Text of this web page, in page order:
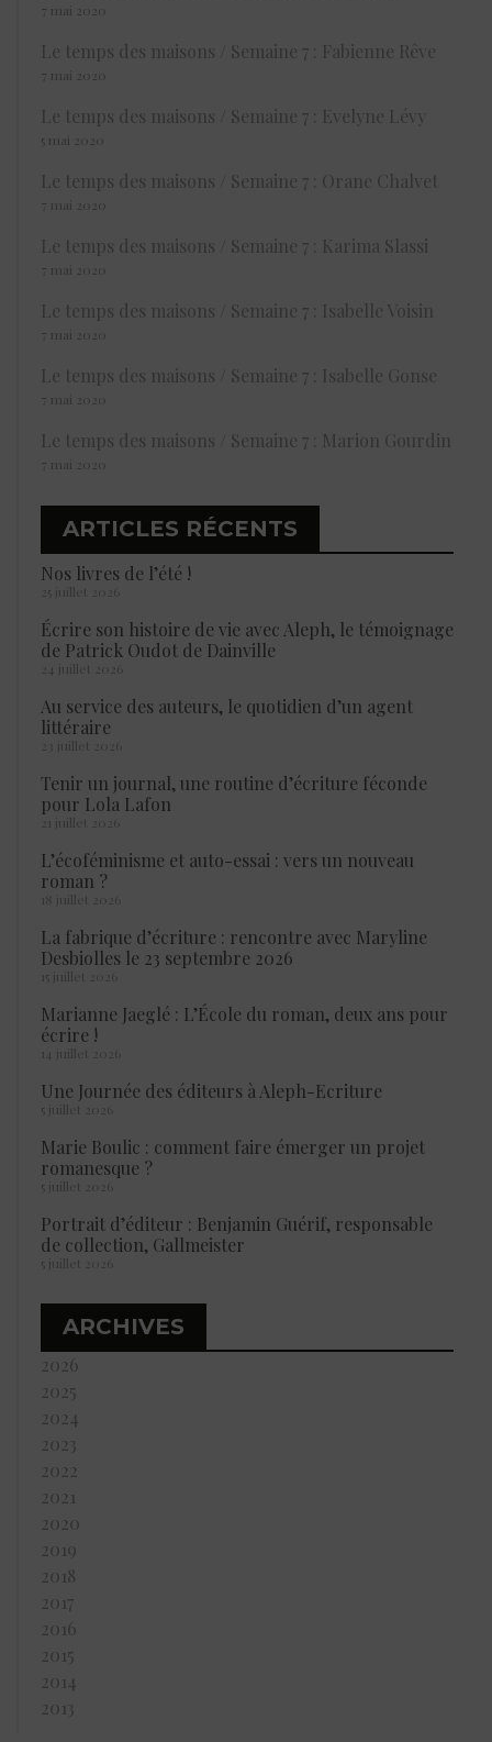
7 mai 2020
Le temps des maisons / Semaine 7 : Fabienne Rêve
7 mai 2020
Le temps des maisons / Semaine 7 : Evelyne Lévy
5 mai 2020
Le temps des maisons / Semaine 7 : Orane Chalvet
7 mai 2020
Le temps des maisons / Semaine 7 : Karima Slassi
7 mai 2020
Le temps des maisons / Semaine 7 : Isabelle Voisin
7 mai 2020
Le temps des maisons / Semaine 7 : Isabelle Gonse
7 mai 2020
Le temps des maisons / Semaine 7 : Marion Gourdin
7 mai 2020
ARTICLES RÉCENTS
Nos livres de l’été !
25 juillet 2026
Écrire son histoire de vie avec Aleph, le témoignage
de Patrick Oudot de Dainville
24 juillet 2026
Au service des auteurs, le quotidien d’un agent
littéraire
23 juillet 2026
Tenir un journal, une routine d’écriture féconde
pour Lola Lafon
21 juillet 2026
L’écoféminisme et auto-essai : vers un nouveau
roman ?
18 juillet 2026
La fabrique d’écriture : rencontre avec Maryline
Desbiolles le 23 septembre 2026
15 juillet 2026
Marianne Jaeglé : L’École du roman, deux ans pour
écrire !
14 juillet 2026
Une Journée des éditeurs à Aleph-Ecriture
5 juillet 2026
Marie Boulic : comment faire émerger un projet
romanesque ?
5 juillet 2026
Portrait d’éditeur : Benjamin Guérif, responsable
de collection, Gallmeister
5 juillet 2026
ARCHIVES
2026
2025
2024
2023
2022
2021
2020
2019
2018
2017
2016
2015
2014
2013